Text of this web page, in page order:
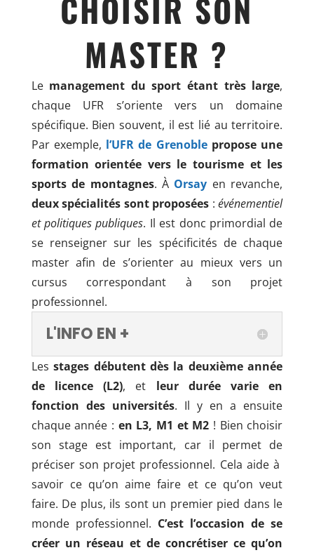
MASTER ?
Lemanagement du sport étant très large,
chaque UFR s’oriente vers un domaine
spécifique. Bien souvent, il est lié au territoire.
Par exemple, l’UFR de Grenoblepropose une
formation orientée vers le tourisme et les
sports de montagnes. À Orsay en revanche,
deux spécialités sont proposées :événementiel
et politiques publiques. Il est donc primordial de
se renseigner sur les spécificités de chaque
master afin de s’orienter au mieux vers un
cursus correspondant à son projet
professionnel.
L'INFO EN +
Les stages débutent dès la deuxième année
de licence (L2), et leur durée varie en
fonction des universités. Il y en a ensuite
chaque année : en L3, M1 et M2 ! Bien choisir
son stage est important, car il permet de
préciser son projet professionnel. Cela aide à
savoir ce qu’on aime faire et ce qu’on veut
faire. De plus, ils sont un premier pied dans le
monde professionnel. C’est l’occasion de se
créer un réseau et de concrétiser ce qu’on